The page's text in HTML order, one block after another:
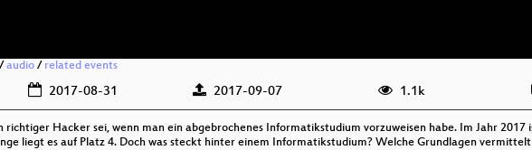
/ audio / related events
2017-08-31 2017-09-07 1.1k
richtiger Hacker sei, wenn man ein abgebrochenes Informatikstudium vorzuweisen habe. Im Jahr
liegt es auf Platz 4. Doch was steckt hinter einem Informatikstudium? Welche Grundlagen vermittelt